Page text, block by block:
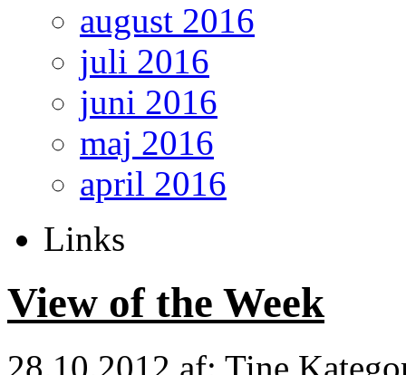
august 2016
juli 2016
juni 2016
maj 2016
april 2016
Links
View of the Week
28.10.2012 af: Tine